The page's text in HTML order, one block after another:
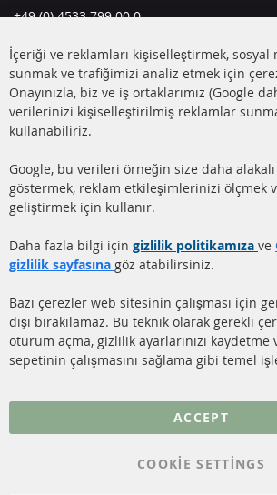
+49 (0) 4533 799 00 0
info@contra-automotive.de
facebook
instagram
HIZLI LİNKLER
(DPF)
DİZEL PARTİKÜL FİLTRESİ
KATALİZÖR (KAT)
SSS
Daha fazla link
Veri koruma
Genel Çalışma Koşulları
İçeriği ve reklamları kişiselleştirmek, sosyal
sunmak ve trafiğimizi analiz etmek için
Onayınızla, biz ve iş ortaklarımız (Google
verilerinizi kişiselleştirilmiş reklamlar
kullanabiliriz.
Google, bu verileri örneğin size daha
göstermek, reklam etkileşimlerinizi ölçmek
geliştirmek için kullanır.
Daha fazla bilgi için gizlilik politikamıza ve
gizlilik sayfasına göz atabilirsiniz.
Bazı çerezler web sitesinin çalışması için
dışı bırakılamaz. Bu teknik olarak gerekli
oturum açma, gizlilik ayarlarınızı kaydetme
sepetinin çalışmasını sağlama gibi temel
ACCEPT
COOKIE SETTINGS